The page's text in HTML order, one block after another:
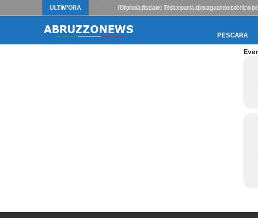
ULTIM'ORA Riforma fiscale: Testa parla di traguardo storico per
PESCARA